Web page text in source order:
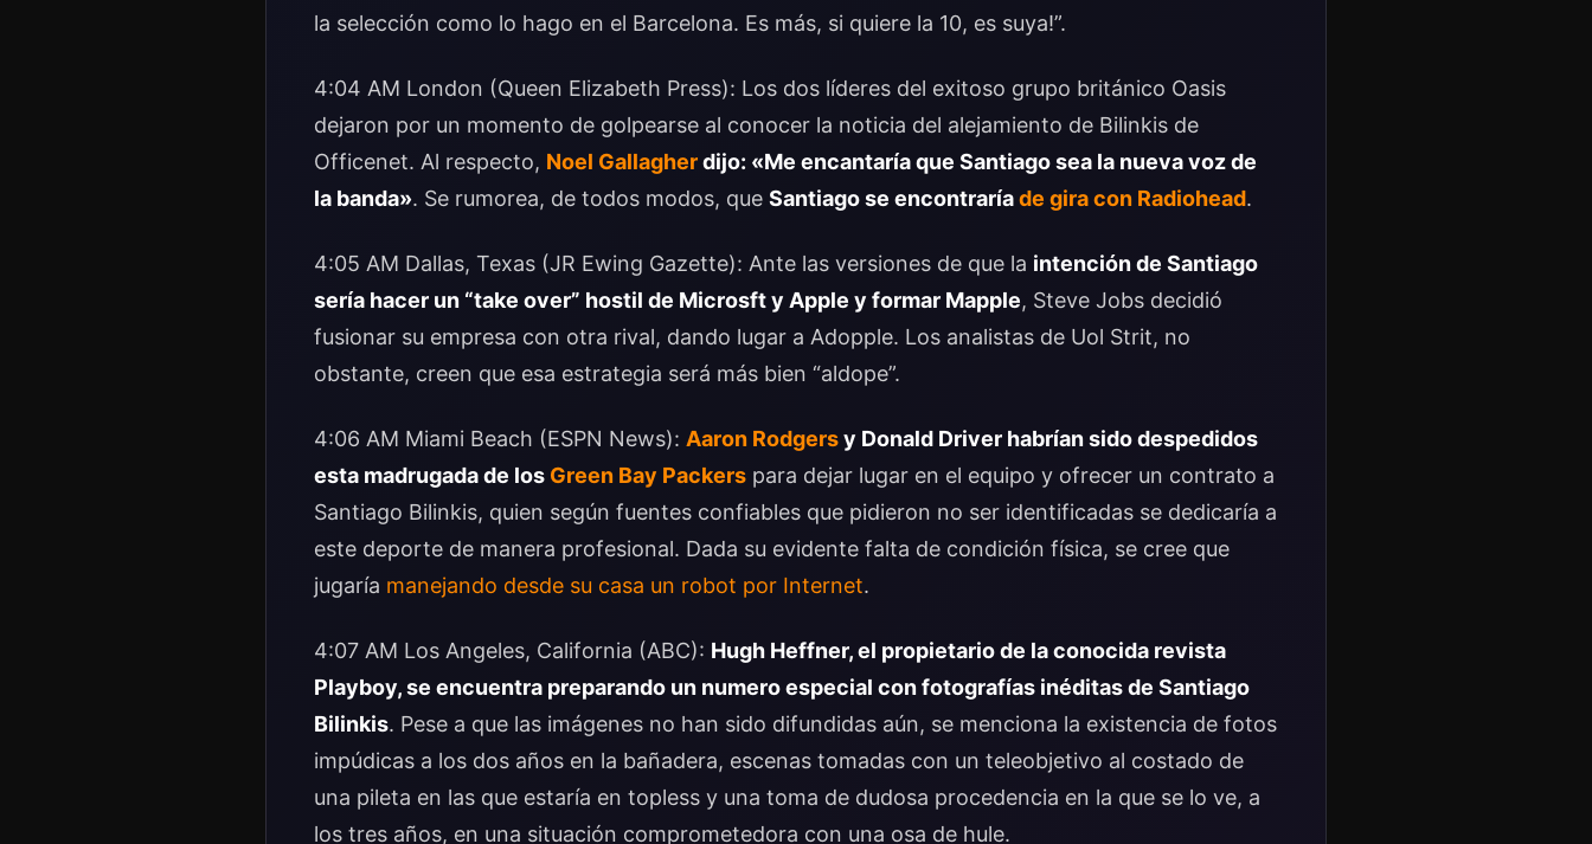
la selección como lo hago en el Barcelona. Es más, si quiere la 10, es suya!”.
4:04 AM London (Queen Elizabeth Press): Los dos líderes del exitoso grupo británico Oasis
dejaron por un momento de golpearse al conocer la noticia del alejamiento de Bilinkis de
Officenet. Al respecto, Noel Gallagherdijo: «Me encantaría que Santiago sea la nueva voz de
la banda». Se rumorea, de todos modos, que Santiago se encontraríade gira con Radiohead.
4:05 AM Dallas, Texas (JR Ewing Gazette): Ante las versiones de que la intención de Santiago
sería hacer un “take over” hostil de Microsft y Apple y formar Mapple, Steve Jobs decidió
fusionar su empresa con otra rival, dando lugar a Adopple. Los analistas de Uol Strit, no
obstante, creen que esa estrategia será más bien “aldope”.
4:06 AM Miami Beach (ESPN News): Aaron Rodgersy Donald Driver habrían sido despedidos
esta madrugada de los Green Bay Packers para dejar lugar en el equipo y ofrecer un contrato a
Santiago Bilinkis, quien según fuentes confiables que pidieron no ser identificadas se dedicaría a
este deporte de manera profesional. Dada su evidente falta de condición física, se cree que
jugaría manejando desde su casa un robot por Internet.
4:07 AM Los Angeles, California (ABC): Hugh Heffner, el propietario de la conocida revista
Playboy, se encuentra preparando un numero especial con fotografías inéditas de Santiago
Bilinkis. Pese a que las imágenes no han sido difundidas aún, se menciona la existencia de fotos
impúdicas a los dos años en la bañadera, escenas tomadas con un teleobjetivo al costado de
una pileta en las que estaría en topless y una toma de dudosa procedencia en la que se lo ve, a
los tres años, en una situación comprometedora con una osa de hule.